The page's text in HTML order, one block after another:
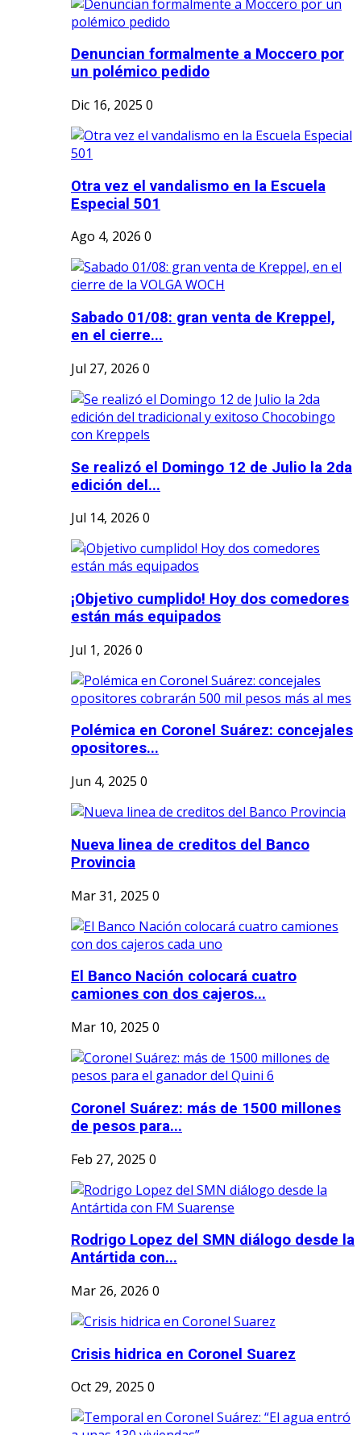
Denuncian formalmente a Moccero por
un polémico pedido
Dic 16, 2025 0
Otra vez el vandalismo en la Escuela
Especial 501
Ago 4, 2026 0
Sabado 01/08: gran venta de Kreppel,
en el cierre...
Jul 27, 2026 0
Se realizó el Domingo 12 de Julio la 2da
edición del...
Jul 14, 2026 0
¡Objetivo cumplido! Hoy dos comedores
están más equipados
Jul 1, 2026 0
Polémica en Coronel Suárez: concejales
opositores...
Jun 4, 2025 0
Nueva linea de creditos del Banco
Provincia
Mar 31, 2025 0
El Banco Nación colocará cuatro
camiones con dos cajeros...
Mar 10, 2025 0
Coronel Suárez: más de 1500 millones
de pesos para...
Feb 27, 2025 0
Rodrigo Lopez del SMN diálogo desde la
Antártida con...
Mar 26, 2026 0
Crisis hidrica en Coronel Suarez
Oct 29, 2025 0